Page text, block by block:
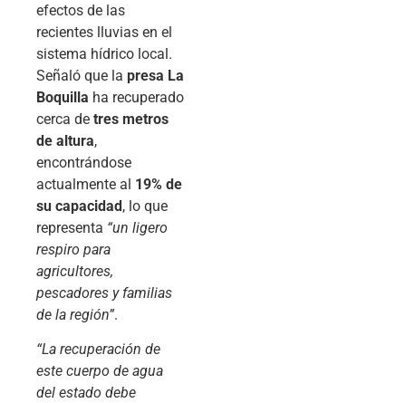
efectos de las
recientes lluvias en el
sistema hídrico local.
Señaló que la presa La
Boquilla ha recuperado
cerca de tres metros
de altura,
encontrándose
actualmente al 19% de
su capacidad, lo que
representa “un ligero
respiro para
agricultores,
pescadores y familias
de la región”.
“La recuperación de
este cuerpo de agua
del estado debe